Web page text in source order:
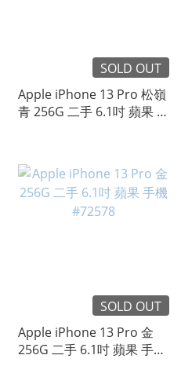
SOLD OUT
Apple iPhone 13 Pro 松嶺
青 256G 二手 6.1吋 蘋果 手
SOLD OUT
Apple iPhone 13 Pro 金
256G 二手 6.1吋 蘋果 手機